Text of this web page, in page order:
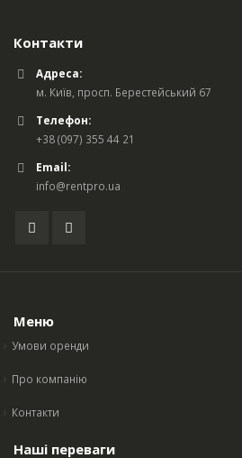
Контакти
Адреса:
м. Київ, просп. Берестейський 67
Телефон:
+38 (097) 355 44 21
Email:
info@rentpro.ua
Меню
Умови оренди
Про компанію
Контакти
Наші переваги